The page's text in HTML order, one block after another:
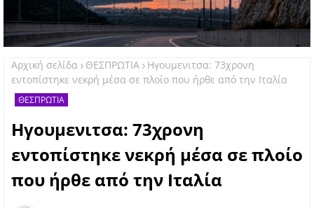
Αρχική σελίδα ΘΕΣΠΡΩΤΙΑ
Ηγουμενιτσα: 73χρονη
εντοπίστηκε νεκρή μέσα σε πλοίο που ήρθε από την Ιταλία
ΘΕΣΠΡΩΤΙΑ
Ηγουμενιτσα: 73χρονη
εντοπίστηκε νεκρή μέσα σε πλοίο
που ήρθε από την Ιταλία